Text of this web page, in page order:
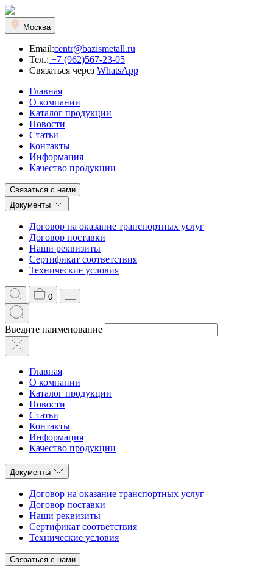
Москва
Email:centr@bazismetall.ru
Тел.: +7 (962)567-23-05
Связаться через WhatsApp
Главная
О компании
Каталог продукции
Новости
Статьи
Контакты
Информация
Качество продукции
Связаться с нами
Документы
Договор на оказание транспортных услуг
Договор поставки
Наши реквизиты
Сертификат соответствия
Технические условия
0
Введите наименование
Главная
О компании
Каталог продукции
Новости
Статьи
Контакты
Информация
Качество продукции
Документы
Договор на оказание транспортных услуг
Договор поставки
Наши реквизиты
Сертификат соответствия
Технические условия
Связаться с нами